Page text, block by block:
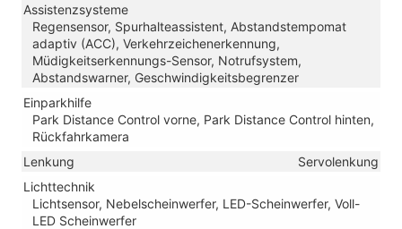
Assistenzsysteme
Regensensor, Spurhalteassistent, Abstandstempomat
adaptiv (ACC), Verkehrzeichenerkennung,
Müdigkeitserkennungs-Sensor, Notrufsystem,
Abstandswarner, Geschwindigkeitsbegrenzer
Einparkhilfe
Park Distance Control vorne, Park Distance Control hinten,
Rückfahrkamera
Lenkung
Servolenkung
Lichttechnik
Lichtsensor, Nebelscheinwerfer, LED-Scheinwerfer, Voll-
LED Scheinwerfer